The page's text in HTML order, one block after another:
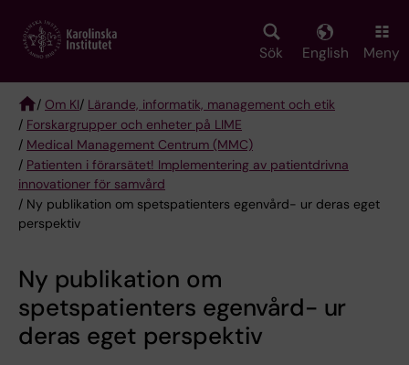
main
Sök English Meny
Breadcrumb
/ Om KI/ Lärande, informatik, management och etik
/ Forskargrupper och enheter på LIME
/ Medical Management Centrum (MMC)
/ Patienten i förarsätet! Implementering av patientdrivna
innovationer för samvård
/ Ny publikation om spetspatienters egenvård- ur deras eget
perspektiv
Ny publikation om
spetspatienters egenvård- ur
deras eget perspektiv